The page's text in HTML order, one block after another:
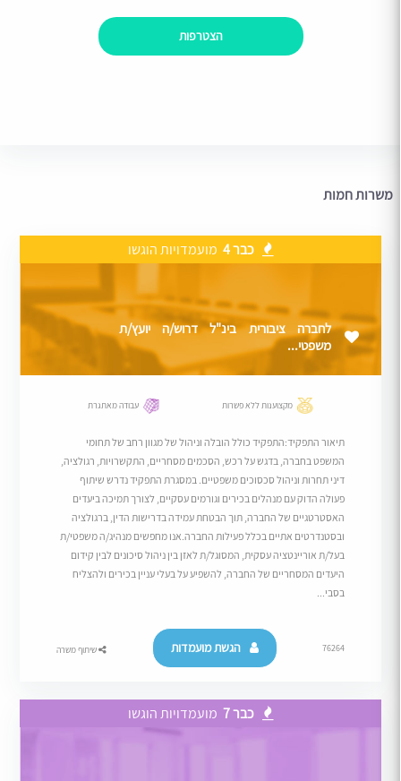
הצטרפות
משרות חמות
כבר 4 מועמדויות הוגשו
לחברה ציבורית בינ"ל דרוש/ה יועץ/ת
משפטי...
מקצוענות ללא פשרות עבודה מאתגרת
תיאור התפקיד:התפקיד כולל הובלה וניהול של מגוון רחב של תחומי
המשפט בחברה, בדגש על רכש, הסכמים מסחריים, התקשרויות, רגולציה,
דיני תחרות וניהול סכסוכים משפטיים. במסגרת התפקיד נדרש שיתוף
פעולה הדוק עם מנהלים בכירים וגורמים עסקיים, לצורך תמיכה ביעדים
האסטרטגיים של החברה, תוך הבטחת עמידה בדרישות הדין, ברגולציה
ובסטנדרטים אתיים בכלל פעילות החברה.אנו מחפשים מנהיג/ה משפטי/ת
בעל/ת אוריינטציה עסקית, המסוגל/ת לאזן בין ניהול סיכונים לבין קידום
היעדים המסחריים של החברה, להשפיע על בעלי עניין בכירים ולהצליח
בסבי...
76264 הגשת מועמדות שיתוף משרה
כבר 7 מועמדויות הוגשו